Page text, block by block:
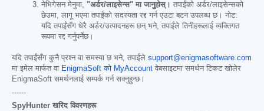
नेभिगेसन मेनुमा, "अर्डर/लाइसेन्स" मा जानुहोस्। तपाईंको अर्डर/लाइसेन्सको
छेउमा, लागू भएमा तपाईंको सदस्यता रद्द गर्न एउटा बटन उपलब्ध छ। नोट:
यदि तपाईंसँग धेरै अर्डर/उत्पादनहरू छन् भने, तपाईंले तिनीहरूलाई व्यक्तिगत
रूपमा रद्द गर्नुपर्नेछ।
यदि तपाईंसँग कुनै प्रश्न वा समस्या छ भने, तपाईंले support@enigmasoftware.com
मा इमेल मार्फत वा EnigmaSoft को MyAccount वेबसाइटमा समर्थन टिकट खोलेर
EnigmaSoft समर्थनलाई सम्पर्क गर्न सक्नुहुन्छ।
------
SpyHunter खरिद विवरणहरू